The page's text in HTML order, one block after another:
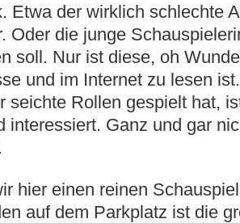
Etwa der wirklich schlechte
Oder die junge
soll. Nur ist diese, oh
und im Internet zu lesen
seichte Rollen gespielt hat,
interessiert. Ganz und gar
hier einen reinen
auf dem Parkplatz ist die